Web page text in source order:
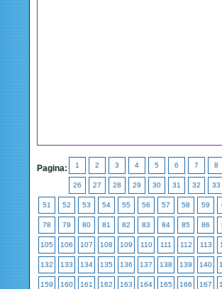
Pagina: 1 2 3 4 5 6 7 8
26 27 28 29 30 31 32 33
51 52 53 54 55 56 57 58 59
78 79 80 81 82 83 84 85 86
105 106 107 108 109 110 111 112 113
132 133 134 135 136 137 138 139 140
159 160 161 162 163 164 165 166 167